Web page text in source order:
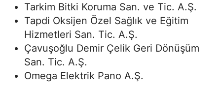
Tarkim Bitki Koruma San. ve Tic. A.Ş.
Tapdi Oksijen Özel Sağlık ve Eğitim
Hizmetleri San. Tic. A.Ş.
Çavuşoğlu Demir Çelik Geri Dönüşüm
San. Tic. A.Ş.
Omega Elektrik Pano A.Ş.